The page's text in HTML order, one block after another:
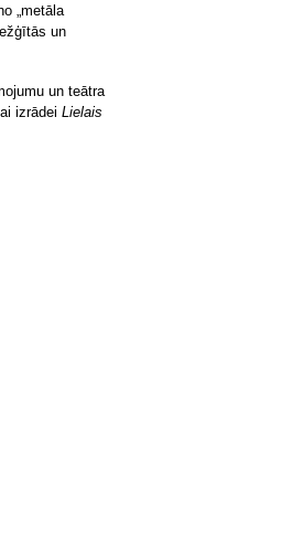
„metāla
un
un teātra
izrādei Lielais